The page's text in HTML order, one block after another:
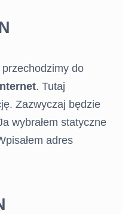
przechodzimy do
. Tutaj
Zazwyczaj będzie
wybrałem statyczne
adres